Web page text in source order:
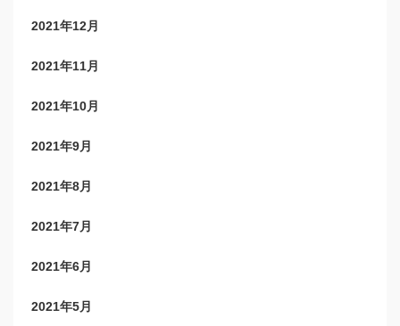
2021年12月
2021年11月
2021年10月
2021年9月
2021年8月
2021年7月
2021年6月
2021年5月